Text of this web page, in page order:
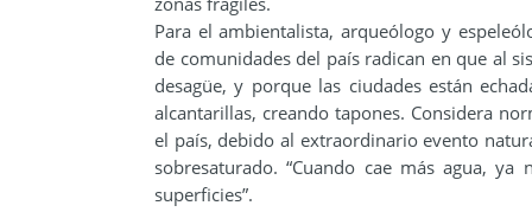
Para el ambientalista, arqueólogo y
de comunidades del país radican en que al
desagüe, y porque las ciudades están
alcantarillas, creando tapones. Considera
el país, debido al extraordinario evento
sobresaturado. “Cuando cae más agua,
superficies”.